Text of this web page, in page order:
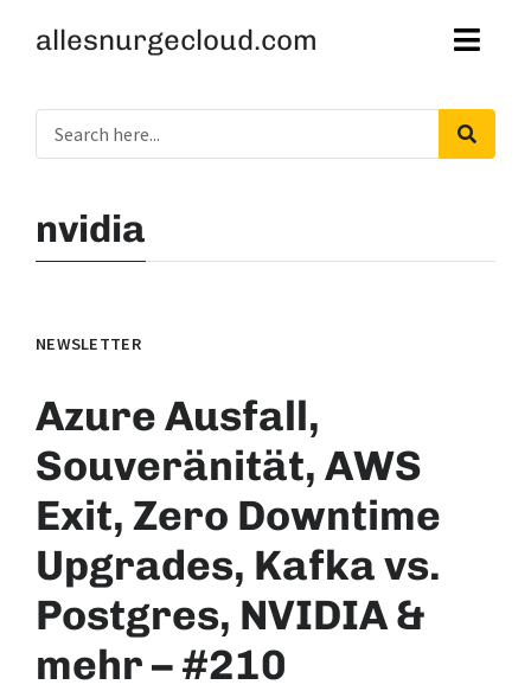
allesnurgecloud.com
nvidia
NEWSLETTER
Azure Ausfall,
Souveränität, AWS
Exit, Zero Downtime
Upgrades, Kafka vs.
Postgres, NVIDIA &
mehr – #210